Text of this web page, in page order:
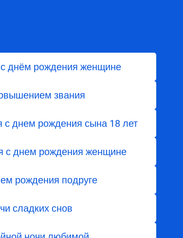
с днём рождения женщине
звания
с днем ​​рождения сына 18 лет
с днем рождения женщине
рождения подруге
сладких снов